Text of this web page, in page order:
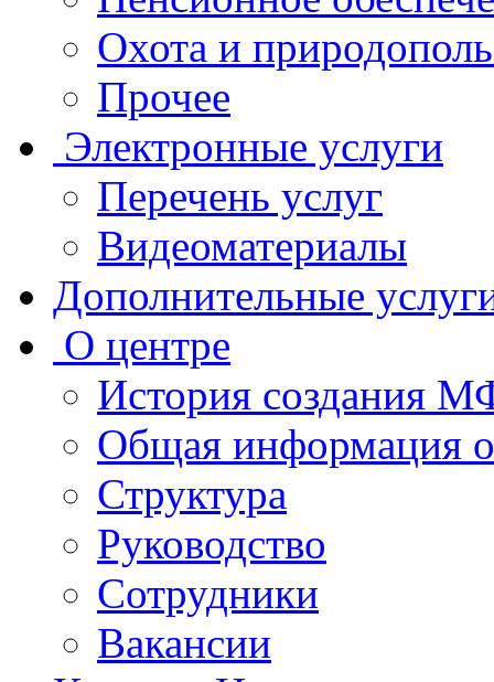
Охота и
Прочее
Электронные услуги
Перечень услуг
Видеоматериалы
Дополнительные
О центре
История создания
Общая
Структура
Руководство
Сотрудники
Вакансии